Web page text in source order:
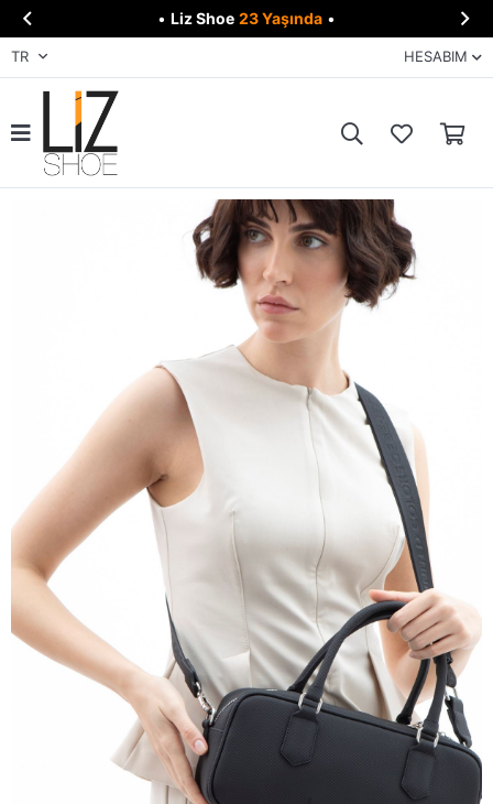
 • Liz Shoe 23 Yaşında • 
TR HESABIM